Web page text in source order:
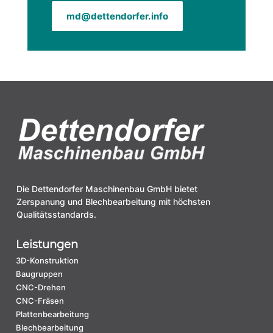
md@dettendorfer.info
Die Dettendorfer Maschinenbau GmbH bietet
Zerspanung und Blechbearbeitung mit höchsten
Qualitätsstandards.
Leistungen
3D-Konstruktion
Baugruppen
CNC-Drehen
CNC-Fräsen
Plattenbearbeitung
Blechbearbeitung